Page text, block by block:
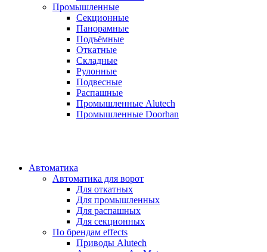
Промышленные
Секционные
Панорамные
Подъёмные
Откатные
Складные
Рулонные
Подвесные
Распашные
Промышленные Alutech
Промышленные Doorhan
Автоматика
Автоматика для ворот
Для откатных
Для промышленных
Для распашных
Для секционных
По брендам effects
Приводы Alutech